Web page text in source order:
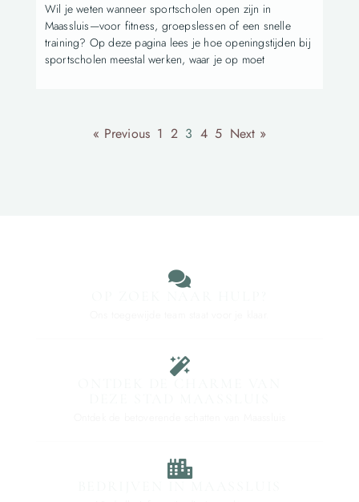
Wil je weten wanneer sportscholen open zijn in
Maassluis—voor fitness, groepslessen of een snelle
training? Op deze pagina lees je hoe openingstijden bij
sportscholen meestal werken, waar je op moet
« Previous 1 2 3 4 5 Next »